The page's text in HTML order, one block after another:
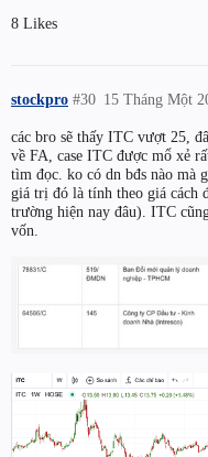
8 Likes
stockpro 15 Tháng Một
#30
các bro sẽ thấy ITC vượt 25,
về FA, case ITC được mổ xẻ
tìm đọc. ko có dn bđs nào mà
giá trị đó là tính theo giá cách
trường hiện nay đâu). ITC
vốn.